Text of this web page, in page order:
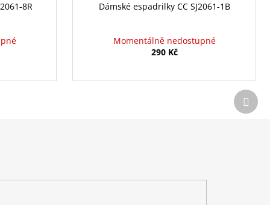
8R Dámské espadrilky CC SJ2061-1B
Momentálně nedostupné
290 Kč
Další